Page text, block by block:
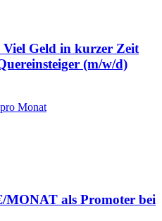
Geld in kurzer Zeit
(m/w/d)
Monat
MONAT als Promoter bei